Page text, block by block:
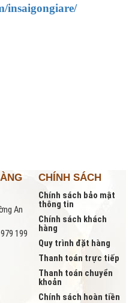
insaigongiare/
An
199
CHÍNH SÁCH
Chính sách bảo mật
thông tin
Chính sách khách
hàng
Quy trình đặt hàng
Thanh toán trực tiếp
Thanh toán chuyển
khoản
Chính sách hoàn tiền